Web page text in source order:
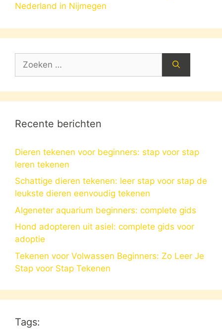
Nederland in Nijmegen
naar:
Recente berichten
Dieren tekenen voor beginners: stap voor stap
leren tekenen
Schattige dieren tekenen: leer stap voor stap de
leukste dieren eenvoudig tekenen
Algeneter aquarium beginners: complete gids
Hond adopteren uit asiel: complete gids voor
adoptie
Tekenen voor Volwassen Beginners: Zo Leer Je
Stap voor Stap Tekenen
Tags: